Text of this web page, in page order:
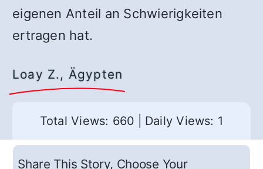
eigenen Anteil an Schwierigkeiten
ertragen hat.
Loay Z., Ägypten
Total Views: 660 Daily Views: 1
Share This Story, Choose Your